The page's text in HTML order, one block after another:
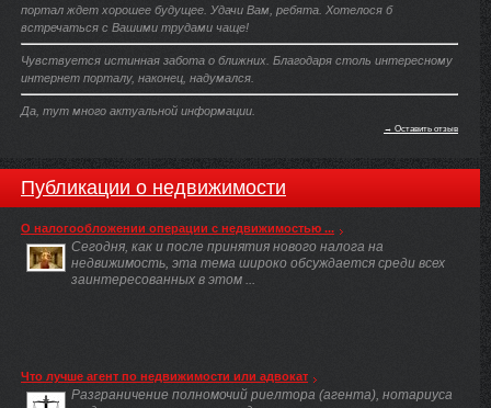
портал ждет хорошее будущее. Удачи Вам, ребята. Хотелося б
встречаться с Вашими трудами чаще!
Чувствуется истинная забота о ближних. Благодаря столь интересному
интернет порталу, наконец, надумался.
Да, тут много актуальной информации.
→ Оставить отзыв
Публикации о недвижимости
О налогообложении операции с недвижимостью ...
Сегодня, как и после принятия нового налога на
недвижимость, эта тема широко обсуждается среди всех
заинтересованных в этом ...
Что лучше агент по недвижимости или адвокат
Разграничение полномочий риелтора (агента), нотариуса